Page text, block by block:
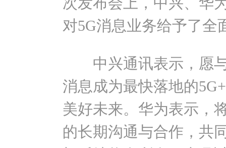
对5G消息业务给予了全
中兴通讯表示，愿与
消息成为最快落地的
美好未来。华为表示，
的长期沟通与合作，共